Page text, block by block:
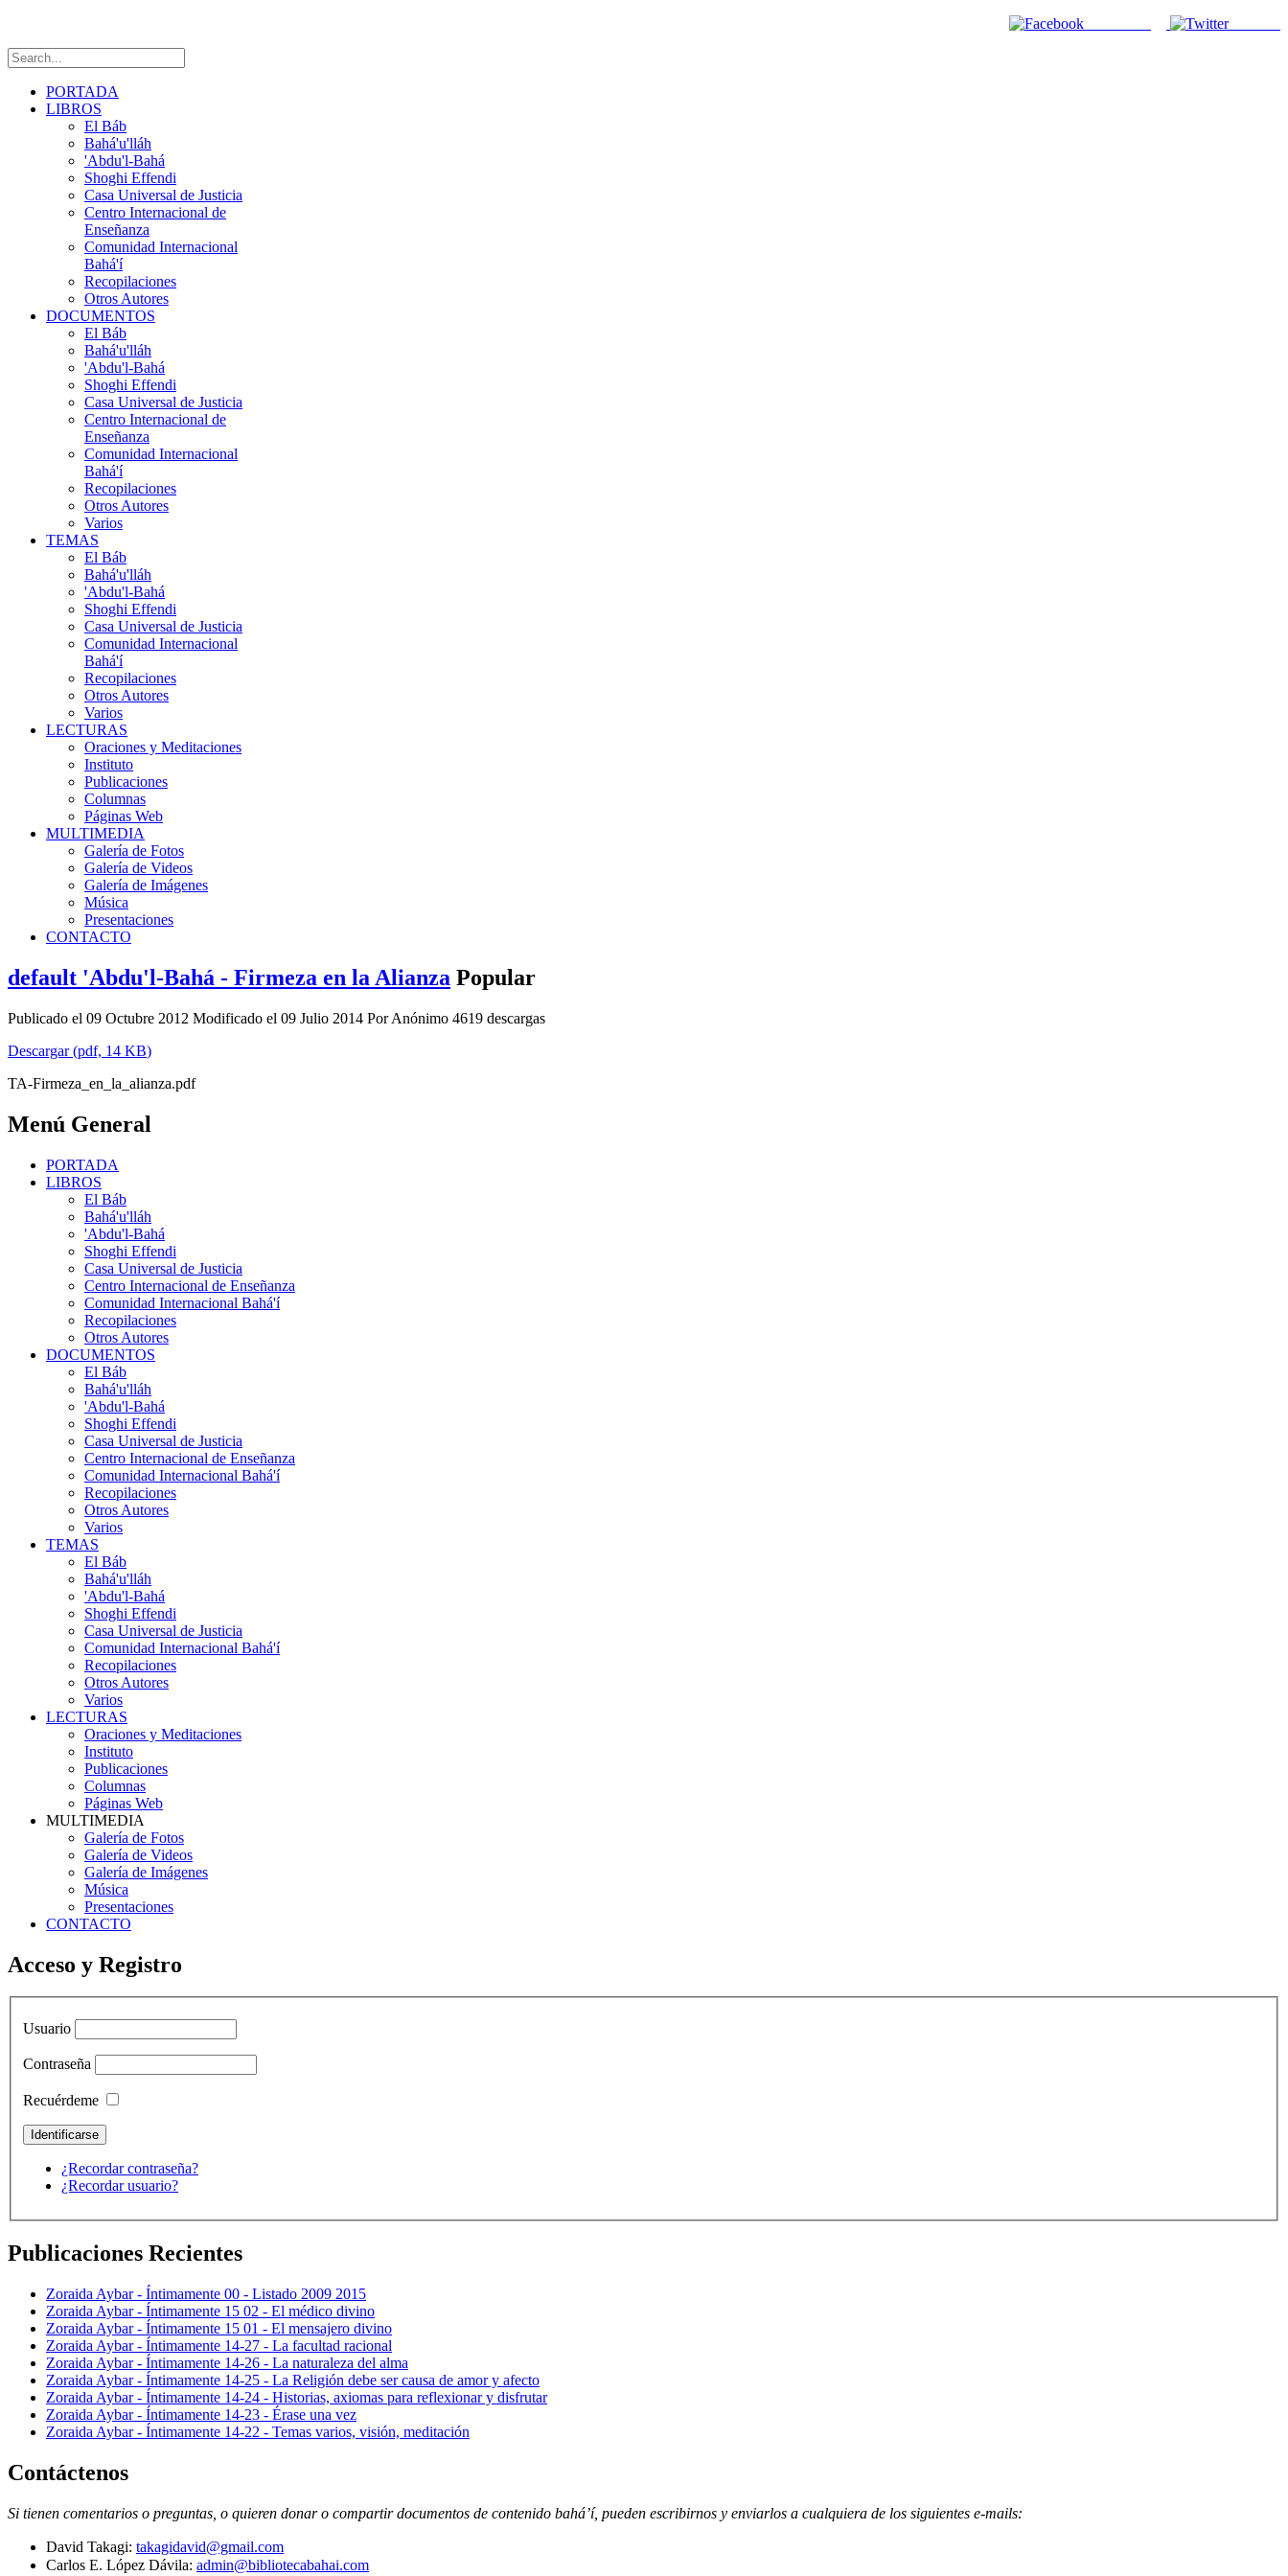
PORTADA
LIBROS
El Báb
Bahá'u'lláh
'Abdu'l-Bahá
Shoghi Effendi
Casa Universal de Justicia
Centro Internacional de
Enseñanza
Comunidad Internacional
Bahá'í
Recopilaciones
Otros Autores
DOCUMENTOS
El Báb
Bahá'u'lláh
'Abdu'l-Bahá
Shoghi Effendi
Casa Universal de Justicia
Centro Internacional de
Enseñanza
Comunidad Internacional
Bahá'í
Recopilaciones
Otros Autores
Varios
TEMAS
El Báb
Bahá'u'lláh
'Abdu'l-Bahá
Shoghi Effendi
Casa Universal de Justicia
Comunidad Internacional
Bahá'í
Recopilaciones
Otros Autores
Varios
LECTURAS
Oraciones y Meditaciones
Instituto
Publicaciones
Columnas
Páginas Web
MULTIMEDIA
Galería de Fotos
Galería de Videos
Galería de Imágenes
Música
Presentaciones
CONTACTO
default 'Abdu'l-Bahá - Firmeza en la Alianza Popular
Publicado el 09 Octubre 2012 Modificado el 09 Julio 2014 PorAnónimo 4619 descargas
Descargar(pdf, 14 KB)
TA-Firmeza_en_la_alianza.pdf
Menú General
PORTADA
LIBROS
El Báb
Bahá'u'lláh
'Abdu'l-Bahá
Shoghi Effendi
Casa Universal de Justicia
Centro Internacional de Enseñanza
Comunidad Internacional Bahá'í
Recopilaciones
Otros Autores
DOCUMENTOS
El Báb
Bahá'u'lláh
'Abdu'l-Bahá
Shoghi Effendi
Casa Universal de Justicia
Centro Internacional de Enseñanza
Comunidad Internacional Bahá'í
Recopilaciones
Otros Autores
Varios
TEMAS
El Báb
Bahá'u'lláh
'Abdu'l-Bahá
Shoghi Effendi
Casa Universal de Justicia
Comunidad Internacional Bahá'í
Recopilaciones
Otros Autores
Varios
LECTURAS
Oraciones y Meditaciones
Instituto
Publicaciones
Columnas
Páginas Web
MULTIMEDIA
Galería de Fotos
Galería de Videos
Galería de Imágenes
Música
Presentaciones
CONTACTO
Acceso y Registro
Usuario
Contraseña
Recuérdeme
¿Recordar contraseña?
¿Recordar usuario?
Publicaciones Recientes
Zoraida Aybar - Íntimamente 00 - Listado 2009 2015
Zoraida Aybar - Íntimamente 15 02 - El médico divino
Zoraida Aybar - Íntimamente 15 01 - El mensajero divino
Zoraida Aybar - Íntimamente 14-27 - La facultad racional
Zoraida Aybar - Íntimamente 14-26 - La naturaleza del alma
Zoraida Aybar - Íntimamente 14-25 - La Religión debe ser causa de amor y afecto
Zoraida Aybar - Íntimamente 14-24 - Historias, axiomas para reflexionar y disfrutar
Zoraida Aybar - Íntimamente 14-23 - Érase una vez
Zoraida Aybar - Íntimamente 14-22 - Temas varios, visión, meditación
Contáctenos
Si tienen comentarios o preguntas, o quieren donar o compartir documentos de contenido bahá’í, pueden escribirnos y enviarlos a cualquiera de los siguientes e-mails:
David Takagi: takagidavid@gmail.com
Carlos E. López Dávila: admin@bibliotecabahai.com